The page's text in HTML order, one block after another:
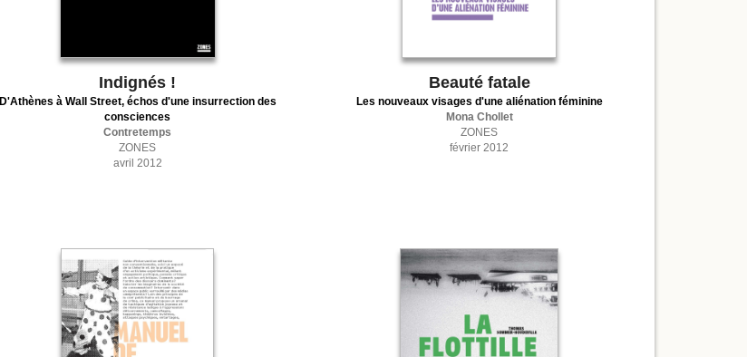
Indignés !
D'Athènes à Wall Street, échos d'une insurrection des
consciences
Contretemps
ZONES
avril 2012
Beauté fatale
Les nouveaux visages d'une aliénation féminine
Mona Chollet
ZONES
février 2012